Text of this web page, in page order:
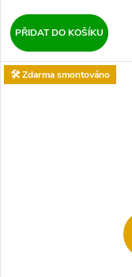
PŘIDAT DO KOŠÍKU
🛠️ Zdarma smontováno